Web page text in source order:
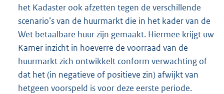
het Kadaster ook afzetten tegen de verschillende
scenario’s van de huurmarkt die in het kader van de
Wet betaalbare huur zijn gemaakt. Hiermee krijgt uw
Kamer inzicht in hoeverre de voorraad van de
huurmarkt zich ontwikkelt conform verwachting of
dat het (in negatieve of positieve zin) afwijkt van
hetgeen voorspeld is voor deze eerste periode.